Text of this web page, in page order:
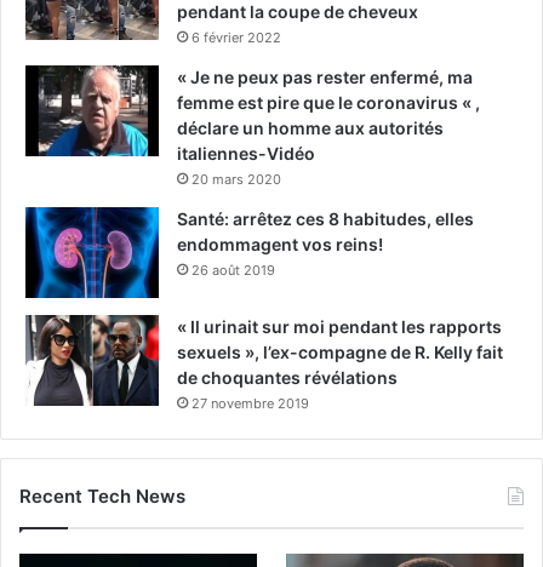
pendant la coupe de cheveux
6 février 2022
« Je ne peux pas rester enfermé, ma
femme est pire que le coronavirus « ,
déclare un homme aux autorités
italiennes-Vidéo
20 mars 2020
Santé: arrêtez ces 8 habitudes, elles
endommagent vos reins!
26 août 2019
« Il urinait sur moi pendant les rapports
sexuels », l’ex-compagne de R. Kelly fait
de choquantes révélations
27 novembre 2019
Recent Tech News